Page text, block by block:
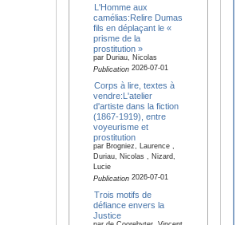
L'Homme aux
camélias:Relire Dumas
fils en déplaçant le «
prisme de la
prostitution »
par Duriau, Nicolas
Publication2026-07-01
Corps à lire, textes à
vendre:L'atelier
d'artiste dans la fiction
(1867-1919), entre
voyeurisme et
prostitution
par Brogniez, Laurence ,
Duriau, Nicolas , Nizard,
Lucie
Publication2026-07-01
Trois motifs de
défiance envers la
Justice